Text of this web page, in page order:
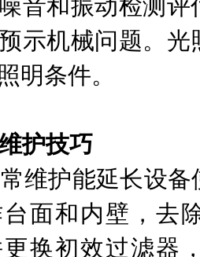
音和振动检测
示机械问题。
明条件。
护技巧
维护能延长设备
面和内壁，去
换初效过滤器